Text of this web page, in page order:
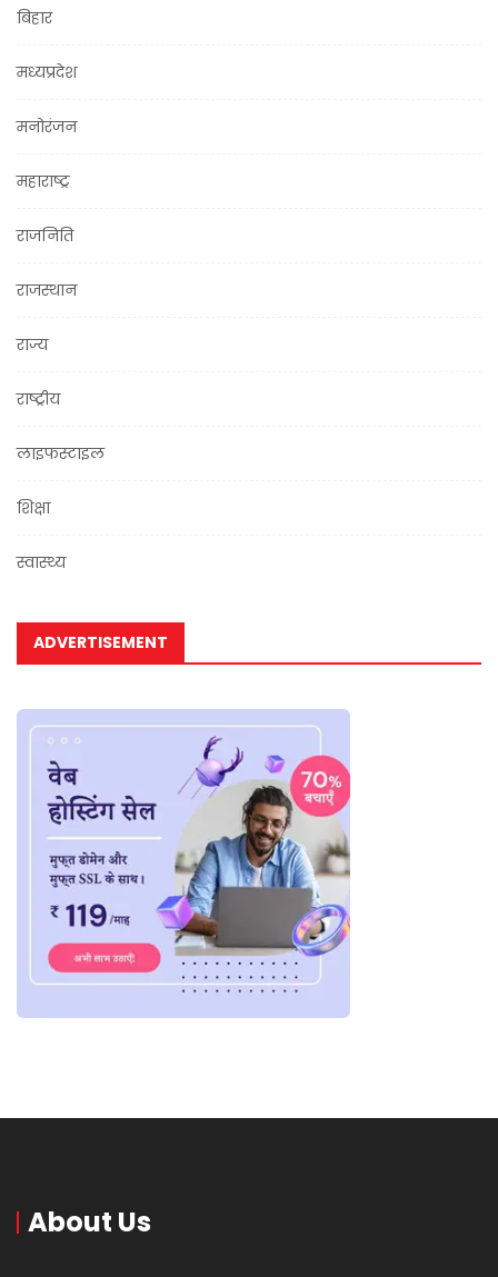
बिहार
मध्यप्रदेश
मनोरंजन
महाराष्ट्र
राजनिति
राजस्थान
राज्य
राष्ट्रीय
लाइफस्टाइल
शिक्षा
स्वास्थ्य
ADVERTISEMENT
About Us